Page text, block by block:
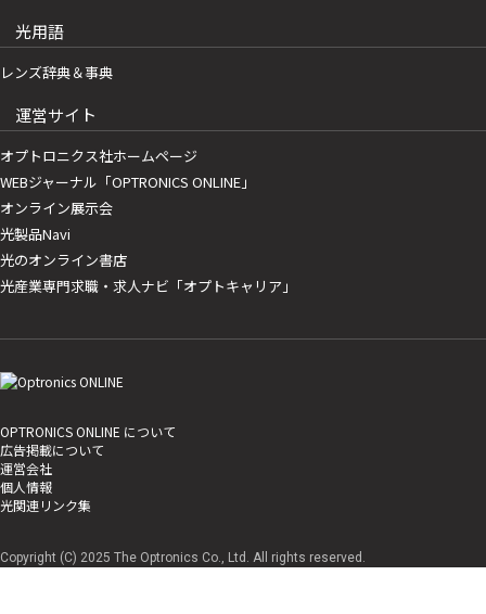
光用語
レンズ辞典＆事典
運営サイト
オプトロニクス社ホームページ
WEBジャーナル「OPTRONICS ONLINE」
オンライン展示会
光製品Navi
光のオンライン書店
光産業専門求職・求人ナビ「オプトキャリア」
OPTRONICS ONLINE について
広告掲載について
運営会社
個人情報
光関連リンク集
Copyright (C) 2025 The Optronics Co., Ltd. All rights reserved.